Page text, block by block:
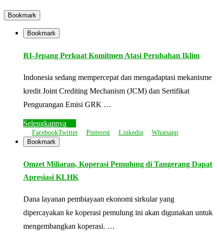
Bookmark
Bookmark
RI-Jepang Perkuat Komitmen Atasi Perubahan Iklim
Indonesia sedang mempercepat dan mengadaptasi mekanisme
kredit Joint Crediting Mechanism (JCM) dan Sertifikat
Pengurangan Emisi GRK …
Selengkapnya
FacebookTwitter Pinterest Linkedin
Whatsapp
Bookmark
Omzet Miliaran, Koperasi Pemulung di Tangerang Dapat
Apresiasi KLHK
Dana layanan pembiayaan ekonomi sirkular yang
dipercayakan ke koperasi pemulung ini akan digunakan untuk
mengembangkan koperasi. …